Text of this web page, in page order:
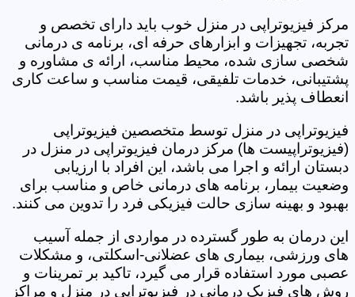
مرکز فیزیوتراپی در منزل خوب باید دارای تخصص و
تجربه، تجهیزات و ابزارهای حرفه ای، برنامه ی درمانی
شخصی سازی شده، محیط مناسب، ارائه ی مشاوره و
پشتیبانی، خدمات تلفیقی، قیمت مناسب و ساعت کاری
انعطاف پذیر باشد.
فیزیوتراپی در منزل توسط متخصصین فیزیوتراپی
(فیزیوتراپیست ها) مرکز درمان فیزیوتراپی در منزل در
دبستان ارائه و اجرا می باشد، این افراد با ارزیابی
وضعیت بیمار، برنامه های درمانی خاص و مناسب برای
بهبود و بهینه سازی حالت فیزیکی فرد را تدوین می کنند.
این درمان به طور گسترده در مواردی از جمله آسیب
های ورزشی، بیماری های عضلانی-اسکلتی، و مشکلات
عصبی مورد استفاده قرار می گیرد، تاکید بر تمرینات و
روش های فیزیک درمانی در فیزیوتراپی در منزل و مراکز